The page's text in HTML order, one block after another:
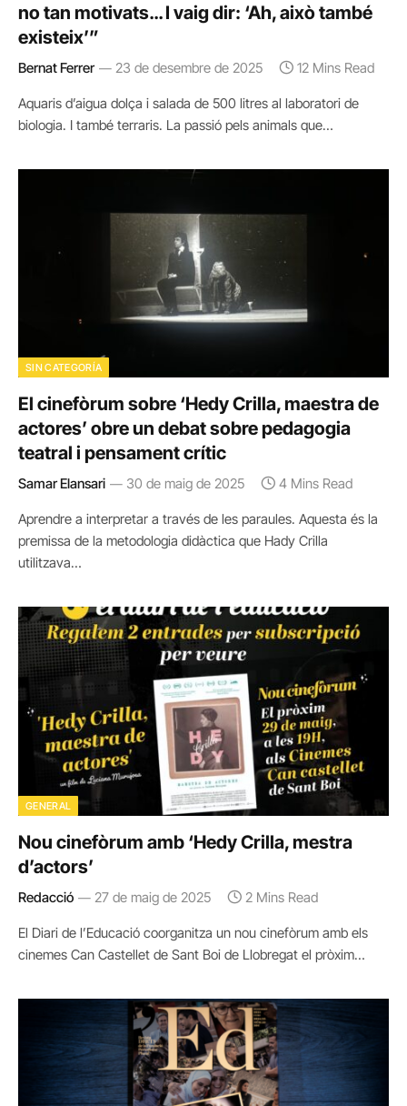
no tan motivats… I vaig dir: ‘Ah, això també
existeix’”
Bernat Ferrer 23 de desembre de 2025 12 Mins Read
Aquaris d’aigua dolça i salada de 500 litres al laboratori de
biologia. I també terraris. La passió pels animals que…
SIN CATEGORÍA
El cinefòrum sobre ‘Hedy Crilla, maestra de
actores’ obre un debat sobre pedagogia
teatral i pensament crític
Samar Elansari 30 de maig de 2025 4 Mins Read
Aprendre a interpretar a través de les paraules. Aquesta és la
premissa de la metodologia didàctica que Hady Crilla
utilitzava…
GENERAL
Nou cinefòrum amb ‘Hedy Crilla, mestra
d’actors’
Redacció 27 de maig de 2025 2 Mins Read
El Diari de l’Educació coorganitza un nou cinefòrum amb els
cinemes Can Castellet de Sant Boi de Llobregat el pròxim…